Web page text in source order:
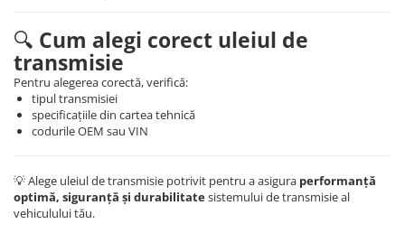
🔍 Cum alegi corect uleiul de
transmisie
Pentru alegerea corectă, verifică:
tipul transmisiei
specificațiile din cartea tehnică
codurile OEM sau VIN
💡 Alege uleiul de transmisie potrivit pentru a asigura performanță
optimă, siguranță și durabilitatesistemului de transmisie al
vehiculului tău.